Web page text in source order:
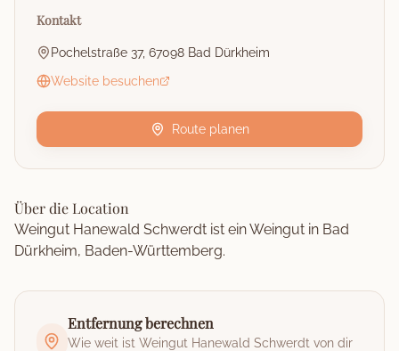
Kontakt
Pochelstraße 37, 67098 Bad Dürkheim
Website besuchen
Route planen
Über die Location
Weingut Hanewald Schwerdt ist ein Weingut in Bad
Dürkheim, Baden-Württemberg.
Entfernung berechnen
Wie weit ist Weingut Hanewald Schwerdt von dir